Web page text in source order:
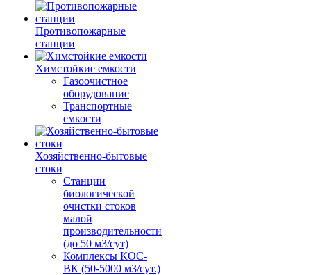
Противопожарные
станции
Химстойкие емкости
Газоочистное
оборудование
Транспортные
емкости
Хозяйственно-бытовые
стоки
Станции
биологической
очистки стоков
малой
производительности
(до 50 м3/сут)
Комплексы КОС-
ВК (50-5000 м3/сут.)